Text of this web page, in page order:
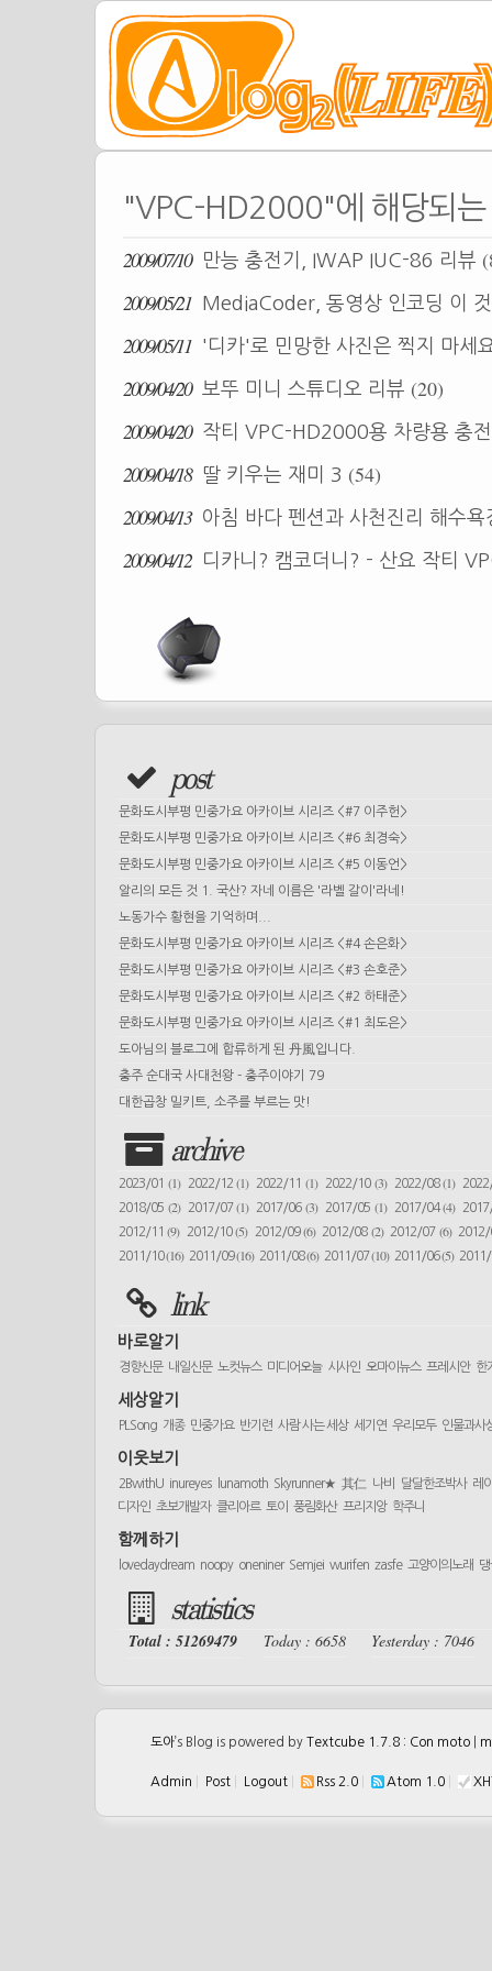
"VPC-HD2000"에 해당되는
2009/07/10 만능 충전기, IWAP IUC-86 리뷰
2009/05/21
MediaCoder, 동영상 인코딩 이
2009/05/11 '디카'로 민망한 사진은 찍지 마세
2009/04/20 보뚜 미니 스튜디오 리뷰 (20)
2009/04/20
작티 VPC-HD2000용 차량용 충
2009/04/18 딸 키우는 재미 3 (54)
2009/04/13
아침 바다 펜션과 사천진리 해수
2009/04/12 디카니? 캠코더니? - 산요 작티
post
문화도시부평 민중가요 아카이브 시리즈 <#7 이주헌>
문화도시부평 민중가요 아카이브 시리즈 <#6 최경숙>
문화도시부평 민중가요 아카이브 시리즈 <#5 이동언>
알리의 모든 것 1. 국산? 자네 이름은 '라벨 갈이'라네!
노동가수 황현을 기억하며...
문화도시부평 민중가요 아카이브 시리즈 <#4 손은화>
문화도시부평 민중가요 아카이브 시리즈 <#3 손호준>
문화도시부평 민중가요 아카이브 시리즈 <#2 하태준>
문화도시부평 민중가요 아카이브 시리즈 <#1 최도은>
도아님의 블로그에 합류하게 된 丹風입니다.
충주 순대국 사대천왕 - 충주이야기 79
대한곱창 밀키트, 소주를 부르는 맛!
archive
2023/01 (1) 2022/12(1) 2022/11(1) 2022/10 (3) 2022/08(1)
2018/05 (2) 2017/07(1) 2017/06(3) 2017/05 (1) 2017/04(4)
2012/11(9) 2012/10(5) 2012/09(6) 2012/08 (2) 2012/07 (6)
2011/10(16) 2011/09(16) 2011/08(6) 2011/07(10) 2011/06(5)
link
바로알기
경향신문 내일신문 노컷뉴스 미디어오늘 시사인 오마이뉴스 프레시안 한
세상알기
PLSong 개종 민중가요 반기련 사람 사는 세상 세기연 우리모두 인물과사
이웃보기
2BwithU inureyes lunamoth Skyrunner★ 其仁 나비 달달한조박사 레
디자인 초보개발자 클리아르 토이 풍림화산 프리지앙 학주니
함께하기
lovedaydream noopy oneniner Semjei wurifen zasfe 고양이의노래
statistics
Total : 51269479 Today : 6658 Yesterday : 7046
도아’s Blog is powered by Textcube 1.7.8 : Con moto
Admin Post Logout Rss 2.0 Atom 1.0